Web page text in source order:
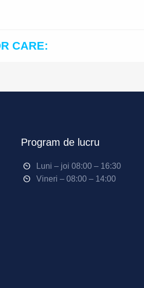
CARE:
Program de lucru
Luni – joi 08:00 – 16:30
Vineri – 08:00 – 14:00